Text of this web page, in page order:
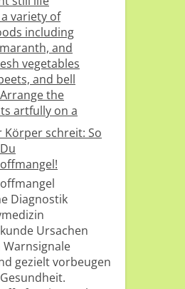
Körper schreit: So
Diagnostik
Ursachen
gezielt vorbeugen